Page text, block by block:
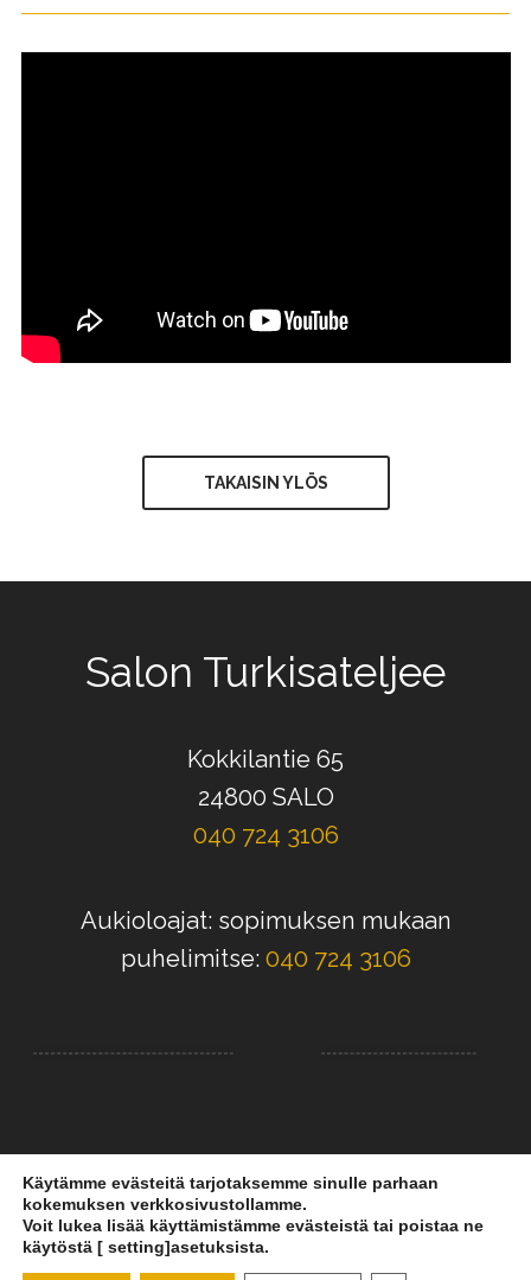
TAKAISIN YLÖS
Salon Turkisateljee
Kokkilantie 65
24800 SALO
040 724 3106
Aukioloajat: sopimuksen mukaan
puhelimitse: 040 724 3106
Käytämme evästeitä tarjotaksemme sinulle parhaan
kokemuksen verkkosivustollamme.
Voit lukea lisää käyttämistämme evästeistä tai poistaa ne
käytöstä [ setting]asetuksista.